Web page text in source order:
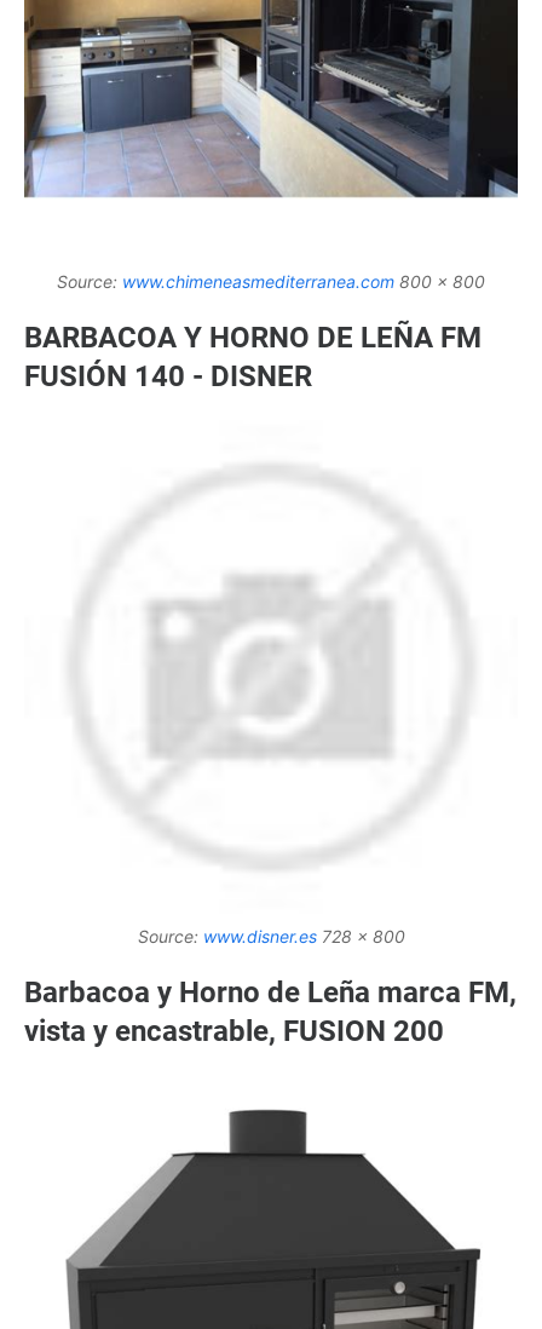
Source: www.chimeneasmediterranea.com 800 x 800
BARBACOA Y HORNO DE LEÑA FM
FUSIÓN 140 - DISNER
Source: www.disner.es728 x 800
Barbacoa y Horno de Leña marca FM,
vista y encastrable, FUSION 200